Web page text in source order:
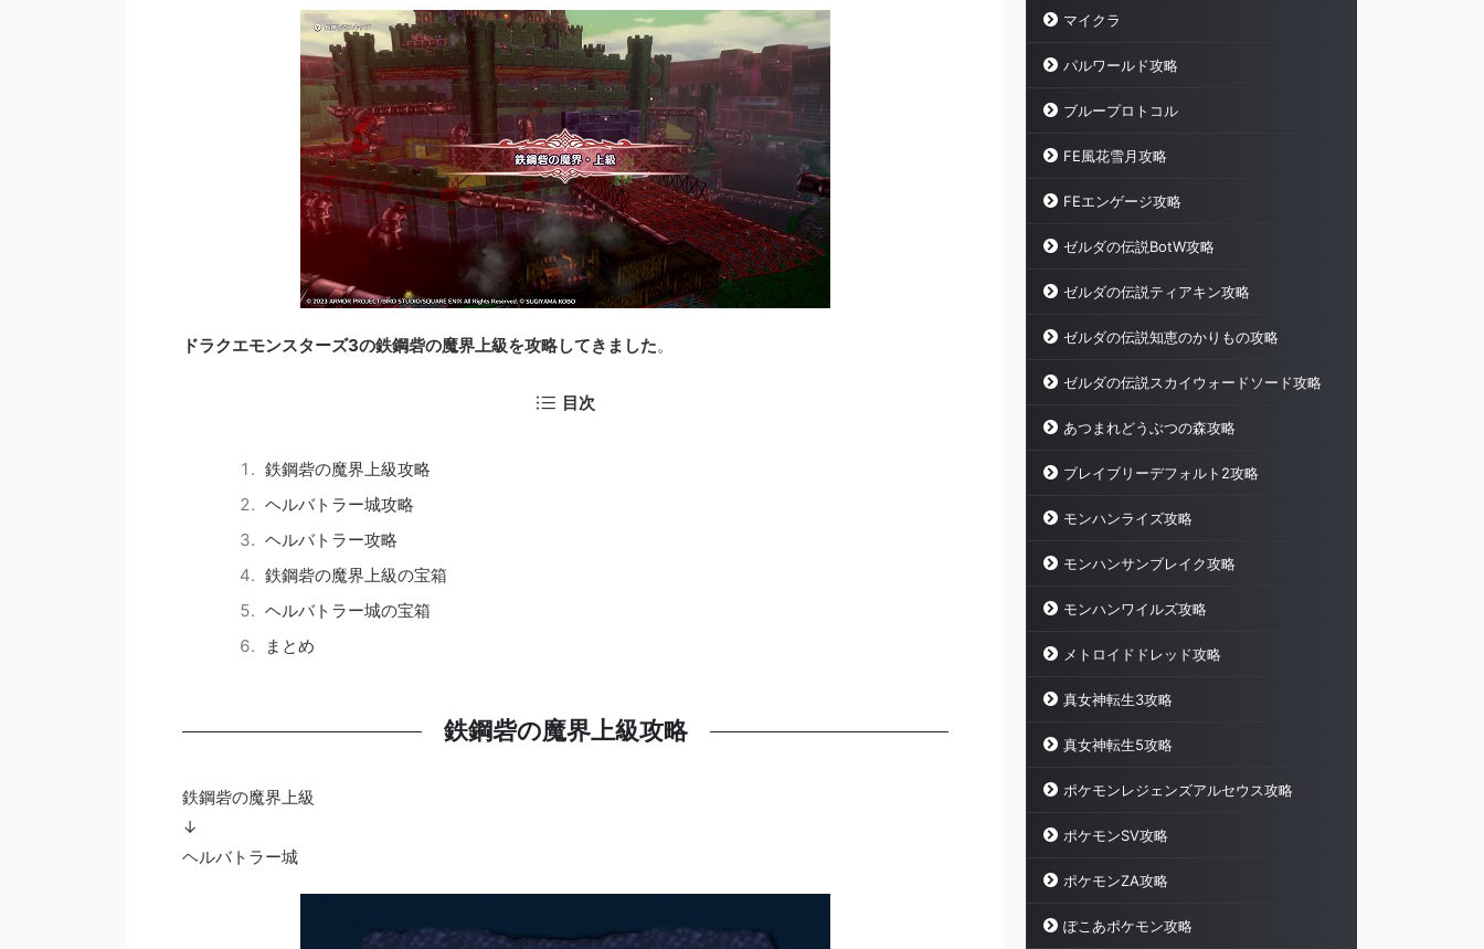
ドラクエモンスターズ3の鉄鋼砦の魔界上級を攻略してきました。
目次
鉄鋼砦の魔界上級攻略
ヘルバトラー城攻略
ヘルバトラー攻略
鉄鋼砦の魔界上級の宝箱
ヘルバトラー城の宝箱
まとめ
鉄鋼砦の魔界上級攻略
鉄鋼砦の魔界上級
↓
ヘルバトラー城
マイクラ
パルワールド攻略
ブループロトコル
FE風花雪月攻略
FEエンゲージ攻略
ゼルダの伝説BotW攻略
ゼルダの伝説ティアキン攻略
ゼルダの伝説知恵のかりもの攻略
ゼルダの伝説スカイウォードソード攻略
あつまれどうぶつの森攻略
ブレイブリーデフォルト2攻略
モンハンライズ攻略
モンハンサンブレイク攻略
モンハンワイルズ攻略
メトロイドドレッド攻略
真女神転生3攻略
真女神転生5攻略
ポケモンレジェンズアルセウス攻略
ポケモンSV攻略
ポケモンZA攻略
ぽこあポケモン攻略